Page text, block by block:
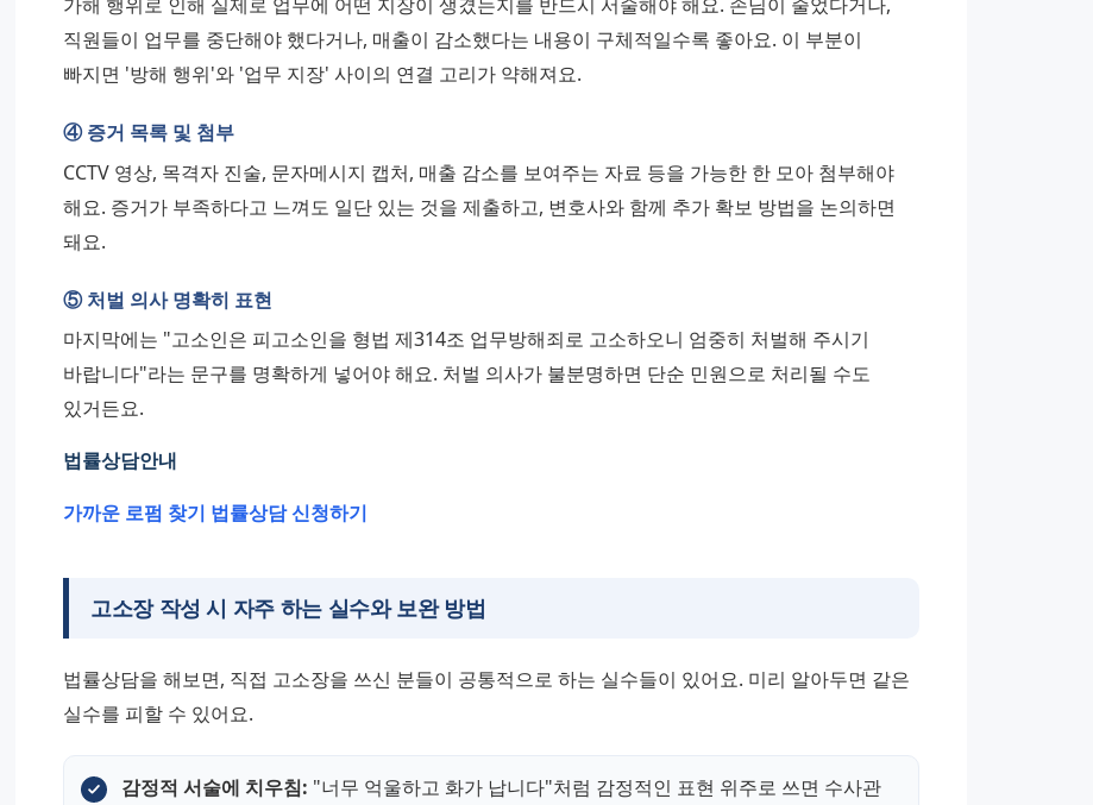
직원들이 업무를 중단해야 했다거나, 매출이 감소했다는 내용이 구체적일수록 좋아요. 이 부분이
빠지면 '방해 행위'와 '업무 지장' 사이의 연결 고리가 약해져요.
④ 증거 목록 및 첨부
CCTV 영상, 목격자 진술, 문자메시지 캡처, 매출 감소를 보여주는 자료 등을 가능한 한 모아 첨부해야
해요. 증거가 부족하다고 느껴도 일단 있는 것을 제출하고, 변호사와 함께 추가 확보 방법을 논의하면
돼요.
⑤ 처벌 의사 명확히 표현
마지막에는 "고소인은 피고소인을 형법 제314조 업무방해죄로 고소하오니 엄중히 처벌해 주시기
바랍니다"라는 문구를 명확하게 넣어야 해요. 처벌 의사가 불분명하면 단순 민원으로 처리될 수도
있거든요.
법률상담안내
가까운 로펌 찾기 법률상담 신청하기
고소장 작성 시 자주 하는 실수와 보완 방법
법률상담을 해보면, 직접 고소장을 쓰신 분들이 공통적으로 하는 실수들이 있어요. 미리 알아두면 같은
실수를 피할 수 있어요.
감정적 서술에 치우침: "너무 억울하고 화가 납니다"처럼 감정적인 표현 위주로 쓰면 수사관